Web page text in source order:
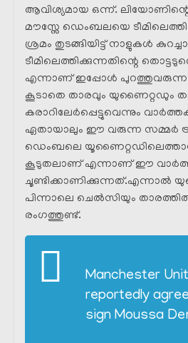
ആവിശ്യമായ ഒന്ന്.
മൗസ്സേ ഡെംബലയെ
ശ്രമം തുടങ്ങിയിട്ട് നാളുകൾ
ടീമിലെത്തിക്കുന്നതിന്റെ
എന്നാണ് ഇപ്പോൾ പുറത്തുവരുന്ന
കൂടാതെ താരവും യുണൈറ്റഡും
കരാറിലേർപ്പെട്ടുവെന്നും
ഏതായാലും ഈ വരുന്ന സമ്മർ
ഡെംബലെ
കൂടുതലാണ് എന്നാണ് ഈ
ചൂണ്ടിക്കാണിക്കുന്നത്.എന്നാൽ
പിന്നാലെ ചെൽസിയും താരത്തിൽ
രംഗത്തുണ്ട്.
Manchester
reportedly
sign Moussa